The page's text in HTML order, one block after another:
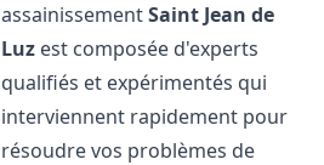
assainissementSaint Jean de
Luz est composée d'experts
qualifiés et expérimentés qui
interviennent rapidement pour
résoudre vos problèmes de